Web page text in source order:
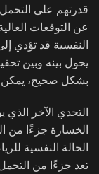
قدرتهم على التحمل
عن التوقعات
النفسية قد تؤدي
يحول بينه وبين
بشكل صحيح، يمكن
التحدي الآخر الذي
الخسارة جزءًا من
الحالة النفسية
تعد جزءًا من